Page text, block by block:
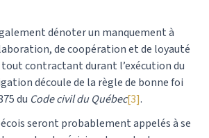
dénoter un manquement à
de coopération et de loyauté
contractant durant l’exécution du
découle de la règle de bonne foi
du Code civil du Québec[3].
seront probablement appelés à se